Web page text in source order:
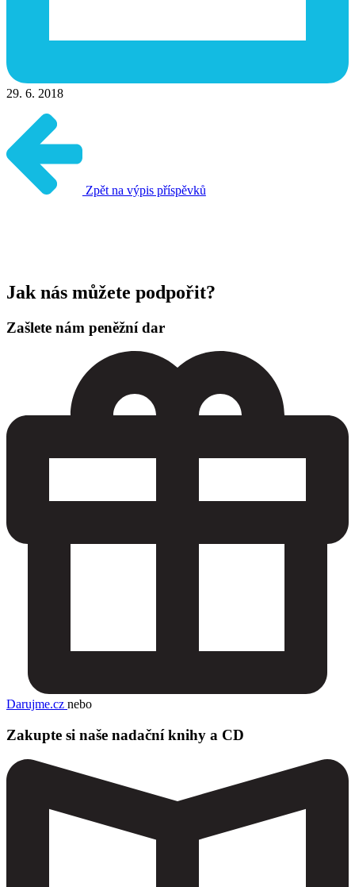
29. 6. 2018
Zpět na výpis příspěvků
Jak nás můžete podpořit?
Zašlete nám peněžní dar
Darujme.cz nebo
Zakupte si naše nadační knihy a CD